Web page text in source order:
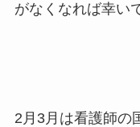
がなくなれば幸い
2月3月は看護師の